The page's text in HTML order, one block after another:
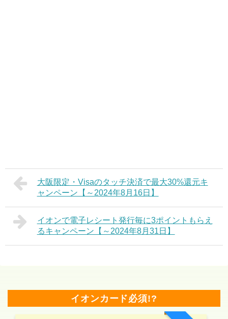
大阪限定・Visaのタッチ決済で最大30%還元キ
ャンペーン【～2024年8月16日】
イオンで電子レシート発行毎に3ポイントもらえ
るキャンペーン【～2024年8月31日】
イオンカード必須!?